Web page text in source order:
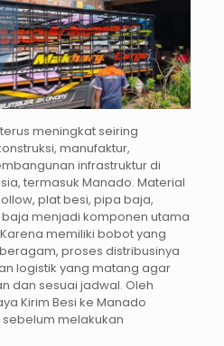
meningkat seiring
manufaktur,
infrastruktur di
termasuk Manado. Material
plat besi, pipa baja,
menjadi komponen utama
memiliki bobot yang
proses distribusinya
logistik yang matang agar
dan sesuai jadwal. Oleh
Kirim Besi ke Manado
melakukan